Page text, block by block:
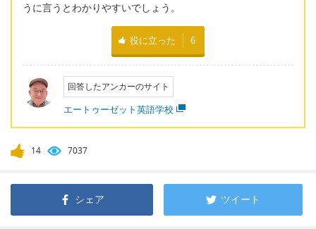
うに言うとわかりやすいでしょう。
役に立った 6
回答したアンカーのサイト
エートゥーゼット英語学校
14 7037
シェア ツイート